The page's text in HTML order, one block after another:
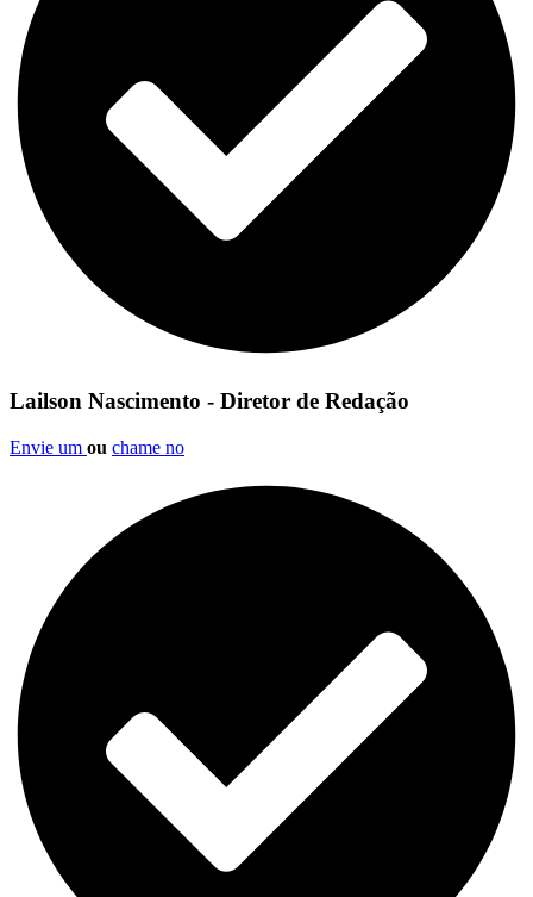
Lailson Nascimento - Diretor de Redação
Envie um ou chame no